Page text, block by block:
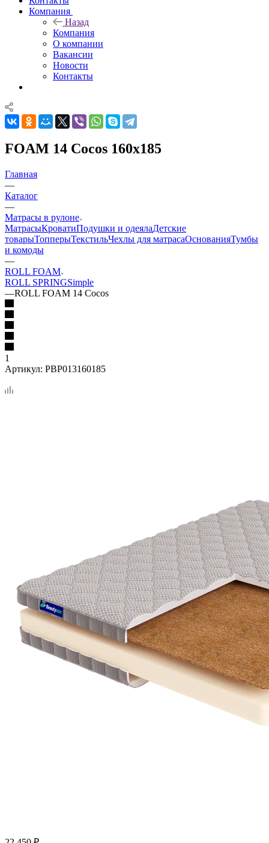
Компания
Назад
Компания
О компании
Вакансии
Новости
Контакты
FOAM 14 Cocos 160x185
Главная
—
Каталог
—
Матрасы в рулоне
МатрасыКроватиПодушки и одеялаДетские
товарыТопперыТекстильЧехлы для матрасаОснованияТумбы
и комоды
—
ROLL FOAM
ROLL SPRINGSimple
—ROLL FOAM 14 Cocos
1
Артикул: PBP013160185